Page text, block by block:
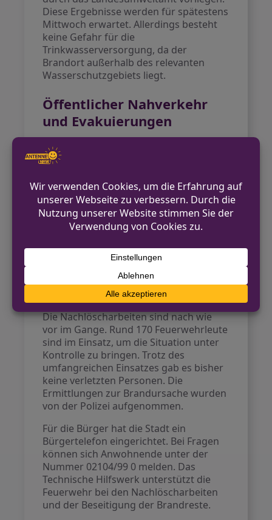
Diese Ergebnisse werden für spätestens
Mittwoch erwartet. Allerdings besteht
keine Gefahr für die
Trinkwasserversorgung, da der
Brandort außerhalb des relevanten
Wasserschutzgebiets liegt.
Öffentlicher Nahverkehr
und Evakuierungen
Die Linien des öffentlichen Nahverkehrs
wurden umgeleitet, insbesondere die
Haltestellen entfallen. Darüber hinaus
wurden 15 Personen vorsorglich in ein
Hotel untergebracht, da sie aufgrund
der anhaltenden Rauchentwicklung
nicht in ihre Wohnungen zurückkehren
konnten.
Nachlöscharbeiten und
Umweltschutz
Die Nachlöscharbeiten sind nach wie
vor im Gange. Rund 170 Feuerwehrleute
sind im Einsatz, um die Situation unter
Kontrolle zu bringen. Trotz des
umfangreichen Einsatzes gab es bisher
keine verletzten Personen. Die
Ermittlungen zur Brandursache wurden
von der Polizei aufgenommen.
Für die Bürger hat die Stadt ein
Bürgertelefon eingerichtet. Bei Fragen
können sich Anwohnende unter der
Nummer 02104/99 0 melden. Das
Technische Hilfswerk unterstützt die
Feuerwehr bei den Nachlöscharbeiten
und der Beseitigung der Brandreste.